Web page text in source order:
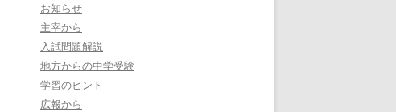
お知らせ
主宰から
入試問題解説
地方からの中学受験
学習のヒント
広報から